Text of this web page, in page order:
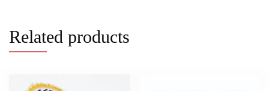
Related products